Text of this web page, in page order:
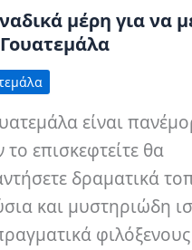
μέρη για να
είναι
επισκεφτείτε θα
δραματικά
και μυστηριώδη
φιλόξενους